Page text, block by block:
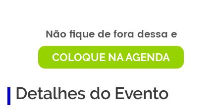
Não fique de fora dessa e
COLOQUE NA AGENDA
Detalhes do Evento